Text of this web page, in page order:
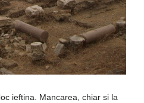
ieftina. Mancarea, chiar si la